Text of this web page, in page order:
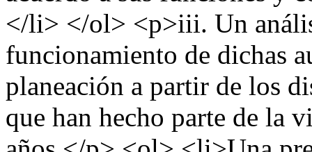
</li> </ol> <p>iii. Un
funcionamiento de dichas
planeación a partir de los
que han hecho parte de la